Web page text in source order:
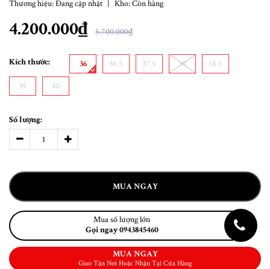
Thương hiệu:Đang cập nhật | Kho:Còn hàng
4.200.000₫ 5.700.000₫
Kích thước: 36 36.5 37.5 38 38.5
39 40
Số lượng:
MUA NGAY
Mua số lượng lớn
Gọi ngay 0943845460
MUA NGAY
Giao Tận Nơi Hoặc Nhận Tại Cửa Hàng